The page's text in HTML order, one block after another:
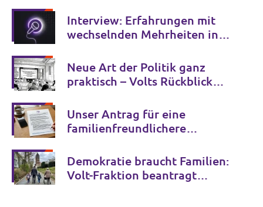
Interview: Erfahrungen mit
wechselnden Mehrheiten in
Neue Art der Politik ganz
praktisch – Volts Rückblick
Stavo
Unser Antrag für eine
familienfreundlichere
beschlossen wurde und Klaras
Gedanken dazu
Demokratie braucht Familien:
Volt-Fraktion beantragt